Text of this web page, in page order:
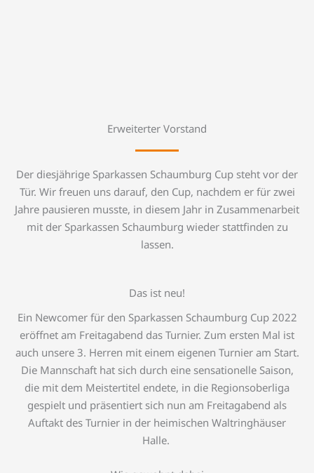
Erweiterter Vorstand
Der diesjährige Sparkassen Schaumburg Cup steht vor der
Tür. Wir freuen uns darauf, den Cup, nachdem er für zwei
Jahre pausieren musste, in diesem Jahr in Zusammenarbeit
mit der Sparkassen Schaumburg wieder stattfinden zu
lassen.
Das ist neu!
Ein Newcomer für den Sparkassen Schaumburg Cup 2022
eröffnet am Freitagabend das Turnier. Zum ersten Mal ist
auch unsere 3. Herren mit einem eigenen Turnier am Start.
Die Mannschaft hat sich durch eine sensationelle Saison,
die mit dem Meistertitel endete, in die Regionsoberliga
gespielt und präsentiert sich nun am Freitagabend als
Auftakt des Turnier in der heimischen Waltringhäuser
Halle.